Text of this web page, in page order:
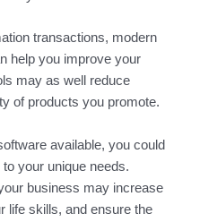
transactions, modern
help you improve your
may as well reduce
of products you promote.
available, you could
your unique needs.
business may increase
life skills, and ensure the